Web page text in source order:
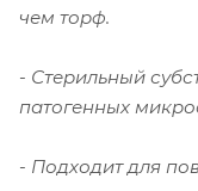
чем торф.
- Стерильный
патогенных
- Подходит для